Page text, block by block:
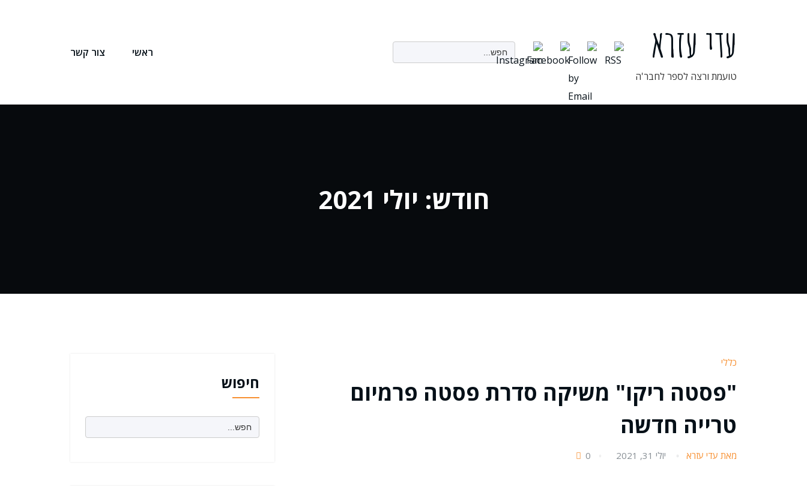
עדי עזרא
טועמת ורצה לספר לחבר'ה
Search
for: ראשי צור קשר
חודש: יולי 2021
כללי
"פסטה ריקו" משיקה סדרת פסטה פרמיום
טרייה חדשה
מאת עדי עזרא יולי 31, 2021 0
חיפוש
Search
for: